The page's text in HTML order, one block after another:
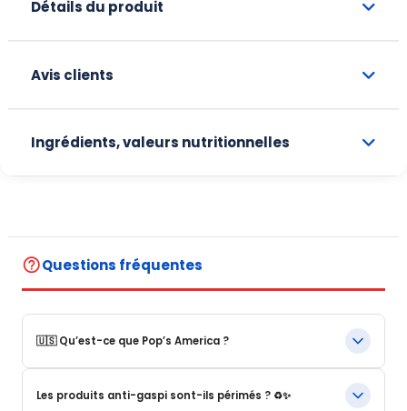
Détails du produit
Avis clients
Ingrédients, valeurs nutritionnelles
help_outlineQuestions fréquentes
🇺🇸 Qu’est-ce que Pop’s America ?
Pop’s America est une boutique en ligne spécialisée dans les
produits alimentaires et boissons emblématiques des États-
Les produits anti-gaspi sont-ils périmés ? ♻️✨